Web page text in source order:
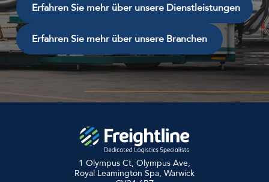
Erfahren Sie mehr über unsere Dienstleistungen
Erfahren Sie mehr über unsere Branchen
1 Olympus Ct, Olympus Ave,
Royal Leamington Spa, Warwick